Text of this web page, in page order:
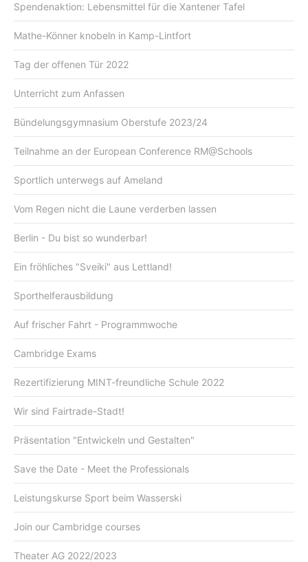
Spendenaktion: Lebensmittel für die Xantener Tafel
Mathe-Könner knobeln in Kamp-Lintfort
Tag der offenen Tür 2022
Unterricht zum Anfassen
Bündelungsgymnasium Oberstufe 2023/24
Teilnahme an der European Conference RM@Schools
Sportlich unterwegs auf Ameland
Vom Regen nicht die Laune verderben lassen
Berlin - Du bist so wunderbar!
Ein fröhliches "Sveiki" aus Lettland!
Sporthelferausbildung
Auf frischer Fahrt - Programmwoche
Cambridge Exams
Rezertifizierung MINT-freundliche Schule 2022
Wir sind Fairtrade-Stadt!
Präsentation "Entwickeln und Gestalten"
Save the Date - Meet the Professionals
Leistungskurse Sport beim Wasserski
Join our Cambridge courses
Theater AG 2022/2023